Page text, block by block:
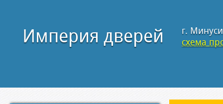
Империя дверей
г.
схема